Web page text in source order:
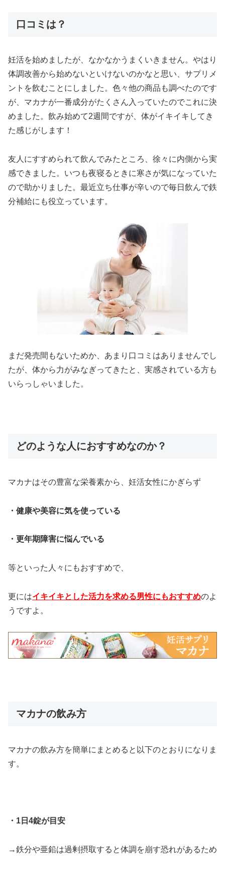
口コミは？
妊活を始めましたが、なかなかうまくいきません。やはり
体調改善から始めないといけないのかなと思い、サプリメ
ントを飲むことにしました。色々他の商品も調べたのです
が、マカナが一番成分がたくさん入っていたのでこれに決
めました。飲み始めて2週間ですが、体がイキイキしてき
た感じがします！
友人にすすめられて飲んでみたところ、徐々に内側から実
感できました。いつも夜寝るときに寒さが気になっていた
ので助かりました。最近立ち仕事が辛いので毎日飲んで鉄
分補給にも役立っています。
まだ発売間もないためか、あまり口コミはありませんでし
たが、体から力がみなぎってきたと、実感されている方も
いらっしゃいました。
どのような人におすすめなのか？
マカナはその豊富な栄養素から、妊活女性にかぎらず
・健康や美容に気を使っている
・更年期障害に悩んでいる
等といった人々にもおすすめで、
更にはイキイキとした活力を求める男性にもおすすめのよ
うですよ。
マカナの飲み方
マカナの飲み方を簡単にまとめると以下のとおりになりま
す。
・1日4錠が目安
→鉄分や亜鉛は過剰摂取すると体調を崩す恐れがあるため